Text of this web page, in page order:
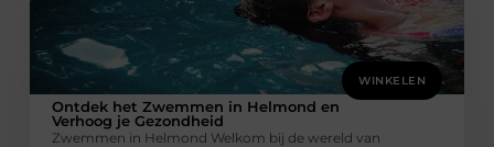
WINKELEN
Ontdek het Zwemmen in Helmond en
Verhoog je Gezondheid
Zwemmen in Helmond Welkom bij de wereld van